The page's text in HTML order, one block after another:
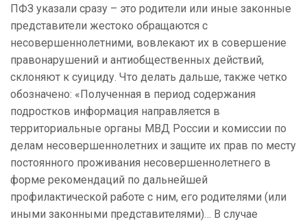
ПФЗ указали сразу – это родители или иные законные
представители жестоко обращаются с
несовершеннолетними, вовлекают их в совершение
правонарушений и антиобщественных действий,
склоняют к суициду. Что делать дальше, также четко
обозначено: «Полученная в период содержания
подростков информация направляется в
территориальные органы МВД России и комиссии по
делам несовершеннолетних и защите их прав по месту
постоянного проживания несовершеннолетнего в
форме рекомендаций по дальнейшей
профилактической работе с ним, его родителями (или
иными законными представителями)… В случае